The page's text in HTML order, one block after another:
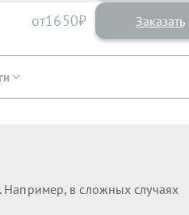
1650
Например, в сложных случаях